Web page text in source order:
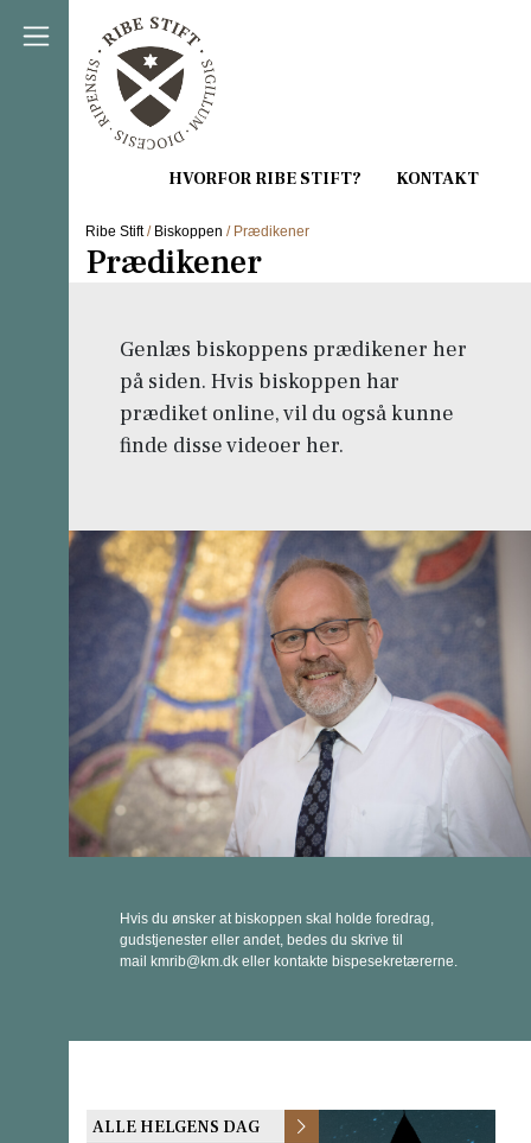
Direkte til indholdet
Ribe Stift/ Biskoppen / Prædikener
Prædikener
Genlæs biskoppens prædikener her
på siden. Hvis biskoppen har
prædiket online, vil du også kunne
finde disse videoer her.
Hvis du ønsker at biskoppen skal holde foredrag,
gudstjenester eller andet, bedes du skrive til
mail kmrib@km.dk eller kontakte bispesekretærerne.
ALLE HELGENS DAG